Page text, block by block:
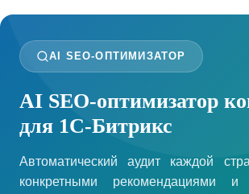
AI SEO-ОПТИМИЗАТОР
AI SEO-оптимизатор
для 1С-Битрикс
Автоматический аудит каждой
конкретными рекомендациями и